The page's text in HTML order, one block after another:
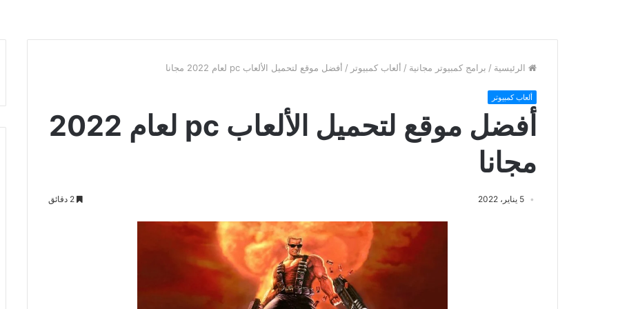
الرئيسية / برامج كمبيوتر مجانية / ألعاب كمبيوتر / أفضل موقع لتحميل الألعاب pc لعام 2022 مجانا
ألعاب كمبيوتر
أفضل موقع لتحميل الألعاب pc لعام 2022
مجانا
5 يناير، 2022